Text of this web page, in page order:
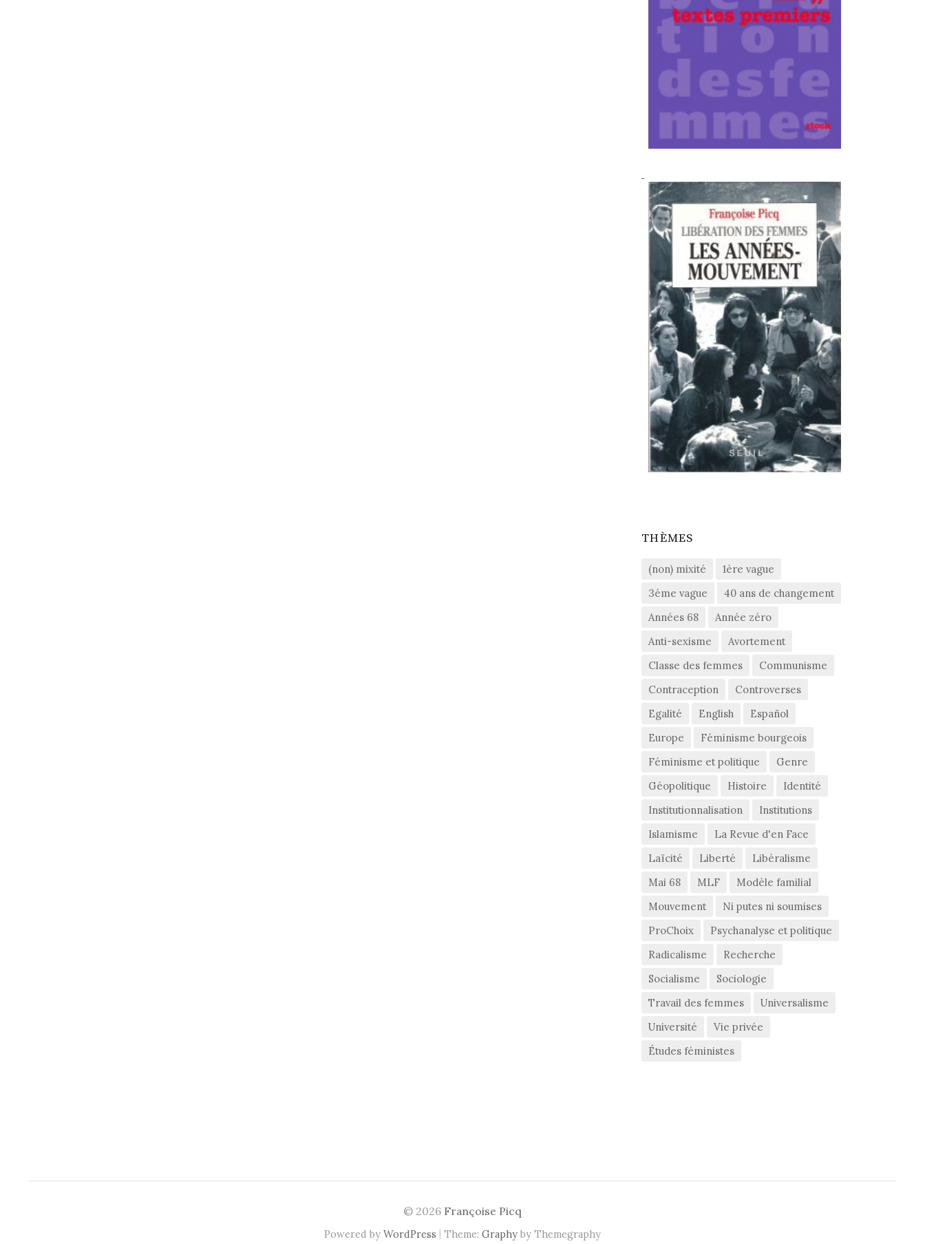
THÈMES
(non) mixité
1ère vague
3éme vague
40 ans de changement
Années 68
Année zéro
Anti-sexisme
Avortement
Classe des femmes
Communisme
Contraception
Controverses
Egalité
English
Español
Europe
Féminisme bourgeois
Féminisme et politique
Genre
Géopolitique
Histoire
Identité
Institutionnalisation
Institutions
Islamisme
La Revue d'en Face
Laïcité
Liberté
Libéralisme
Mai 68
MLF
Modèle familial
Mouvement
Ni putes ni soumises
ProChoix
Psychanalyse et politique
Radicalisme
Recherche
Socialisme
Sociologie
Travail des femmes
Universalisme
Université
Vie privée
Études féministes
© 2026 Françoise Picq
Powered by WordPress | Theme: Graphy by Themegraphy